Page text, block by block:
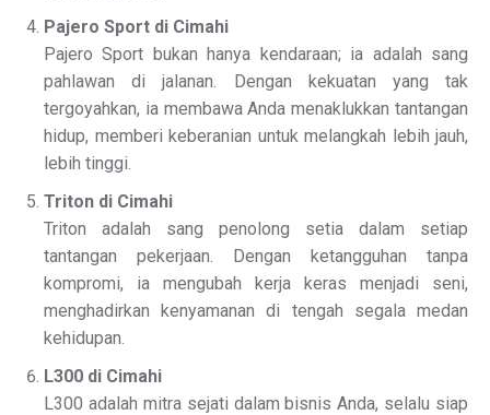
Pajero Sport di Cimahi
Pajero Sport bukan hanya kendaraan; ia adalah sang
pahlawan di jalanan. Dengan kekuatan yang tak
tergoyahkan, ia membawa Anda menaklukkan tantangan
hidup, memberi keberanian untuk melangkah lebih jauh,
lebih tinggi.
Triton di Cimahi
Triton adalah sang penolong setia dalam setiap
tantangan pekerjaan. Dengan ketangguhan tanpa
kompromi, ia mengubah kerja keras menjadi seni,
menghadirkan kenyamanan di tengah segala medan
kehidupan.
L300 di Cimahi
L300 adalah mitra sejati dalam bisnis Anda, selalu siap